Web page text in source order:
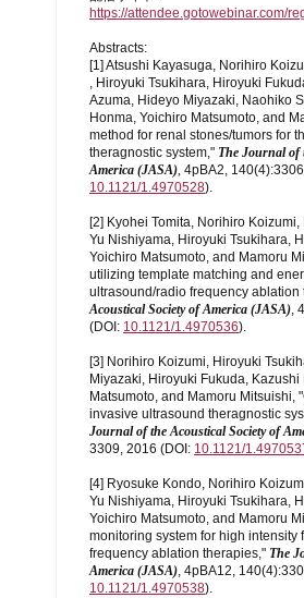
https://attendee.gotowebinar.com/
Abstracts:
[1] Atsushi Kayasuga, Norihiro
, Hiroyuki Tsukihara, Hiroyuki
Azuma, Hideyo Miyazaki, Naohiko
Honma, Yoichiro Matsumoto, and
method for renal stones/tumors for
theragnostic system," The Journal of
America (JASA), 4pBA2,
10.1121/1.4970528).
[2] Kyohei Tomita, Norihiro
Yu Nishiyama, Hiroyuki Tsukihara,
Yoichiro Matsumoto, and Mamoru
utilizing template matching and
ultrasound/radio frequency ablation
Acoustical Society of America (JASA),
(DOI: 10.1121/1.4970536).
[3] Norihiro Koizumi, Hiroyuki
Miyazaki, Hiroyuki Fukuda,
Matsumoto, and Mamoru
invasive ultrasound theragnostic
Journal of the Acoustical Society of
3309, 2016 (DOI: 10.1121/
[4] Ryosuke Kondo, Norihiro
Yu Nishiyama, Hiroyuki Tsukihara,
Yoichiro Matsumoto, and Mamoru
monitoring system for high
frequency ablation therapies," The
America (JASA), 4pBA12,
10.1121/1.4970538).